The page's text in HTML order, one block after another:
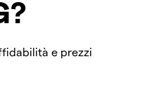
e prezzi